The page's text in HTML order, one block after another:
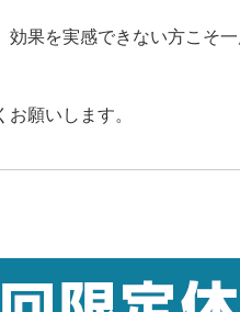
果を実感できない方こそ
願いします。